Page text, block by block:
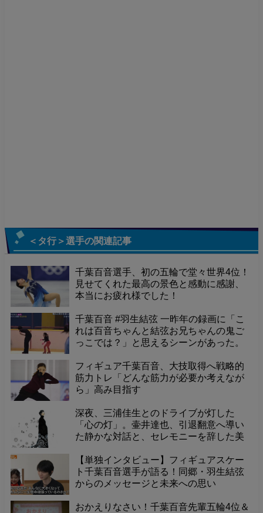
＜タ行＞選手の関連記事
千葉百音選手、初の五輪で堂々世界4位！
見せてくれた最高の景色と感動に感謝、
本当にお疲れ様でした！
千葉百音 #羽生結弦 一昨年の録画に「こ
れは百音ちゃんと結弦お兄ちゃんの鬼ご
っこでは？」と思えるシーンがあった。
お兄ちゃん、素敵だな～ 「小さな千葉が
リンクで懸命に滑って逃げると、
フィギュア千葉百音、大技取得へ戦略的
筋力トレ「どんな筋力が必要か考えなが
ら」高み目指す
深夜、三浦佳生とのドライブが灯した
「心の灯」。壷井達也、引退翻意へ導い
た静かな対話と、セレモニーを辞した美
【単独インタビュー】フィギュアスケー
ト千葉百音選手が語る！同郷・羽生結弦
からのメッセージと未来への思い
おかえりなさい！千葉百音先輩五輪4位＆